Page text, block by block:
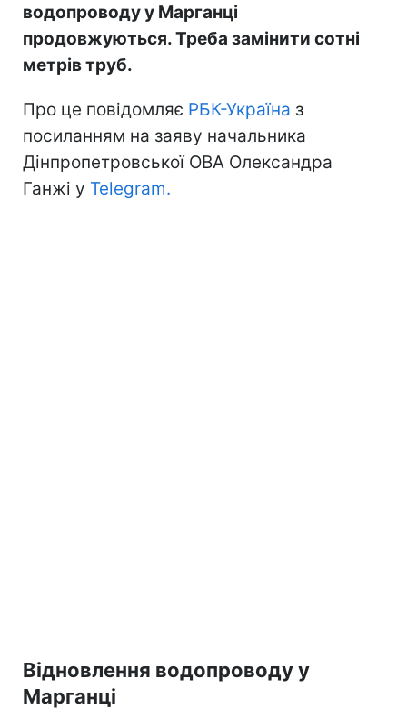
водопроводу у Марганці
продовжуються. Треба замінити сотні
метрів труб.
Про це повідомляє РБК-Україна з
посиланням на заяву начальника
Дінпропетровської ОВА Олександра
Ганжі у Telegram.
Відновлення водопроводу у
Марганці